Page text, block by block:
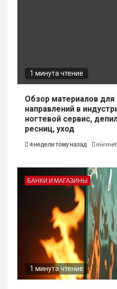
1 минута чтение
Обзор материалов
направлений в
ногтевой сервис,
ресниц, уход
4 недели тому назад
БАНКИ И МАГАЗИНЫ
1 минута чтение